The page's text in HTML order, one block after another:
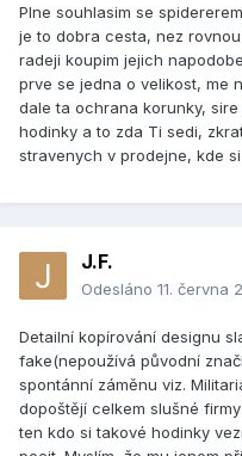
Plne souhlasim se
je to dobra cesta, nez
radeji koupim jejich
prve se jedna o velikost, me
dale ta ochrana korunky,
hodinky a to zda Ti sedi,
stravenych v prodejne, kde
J.F.
Odesláno 11. června
Detailní kopírování designu
fake(nepoužívá původní
spontánní záměnu viz.
dopoštějí celkem slušné
ten kdo si takové hodinky